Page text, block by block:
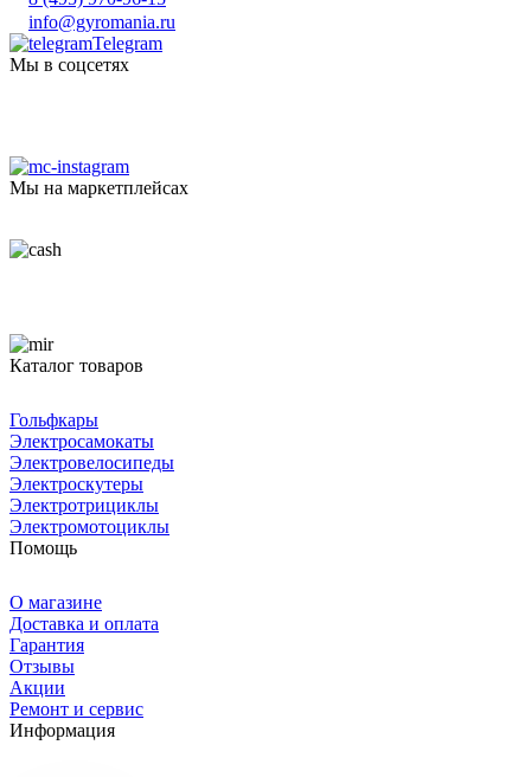
info@gyromania.ru
Telegram
Мы в соцсетях
Мы на маркетплейсах
Каталог товаров
Гольфкары
Электросамокаты
Электровелосипеды
Электроскутеры
Электротрициклы
Электромотоциклы
Помощь
О магазине
Доставка и оплата
Гарантия
Отзывы
Акции
Ремонт и сервис
Информация